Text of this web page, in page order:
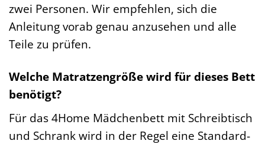
zwei Personen. Wir empfehlen, sich die
Anleitung vorab genau anzusehen und alle
Teile zu prüfen.
Welche Matratzengröße wird für dieses Bett
benötigt?
Für das 4Home Mädchenbett mit Schreibtisch
und Schrank wird in der Regel eine Standard-